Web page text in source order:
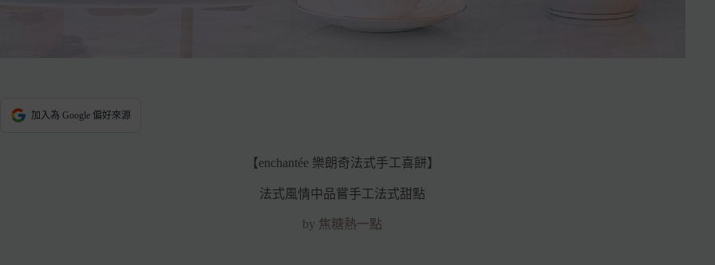
加入為 Google 偏好來源
【enchantée 樂朗奇法式手工喜餅】
法式風情中品嘗手工法式甜點
by 焦糖熱一點